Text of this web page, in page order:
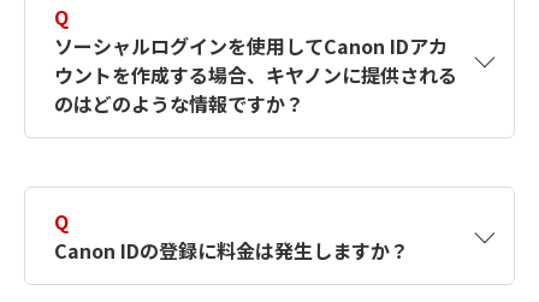
す。詳しい作成方法は【カメラ】Canon IDとは
何ですか？Canon IDの作成方法は？をご確認く
ださい。
Q
ソーシャルログインを使用してCanon IDアカ
ウントを作成する場合、キヤノンに提供される
のはどのような情報ですか？
択したサービスから取得します。アカウントを
簡単に作成できるように、この情報を使用して
Canon IDの登録フォームを入力します。
Q
Canon IDの登録に料金は発生しますか？